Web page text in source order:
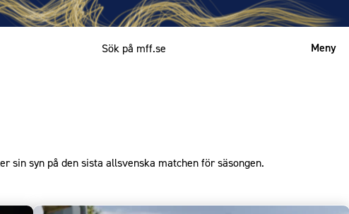
Meny
sin syn på den sista allsvenska matchen för säsongen.